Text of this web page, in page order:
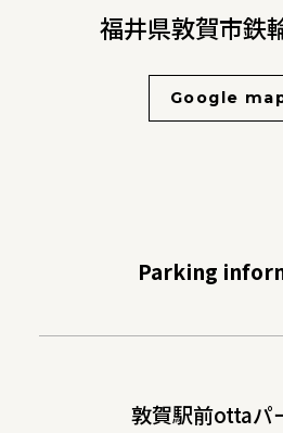
福井県敦賀市鉄
Google
Parking
敦賀駅前ottaパ